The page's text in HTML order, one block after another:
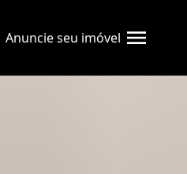
Anuncie seu imóvel